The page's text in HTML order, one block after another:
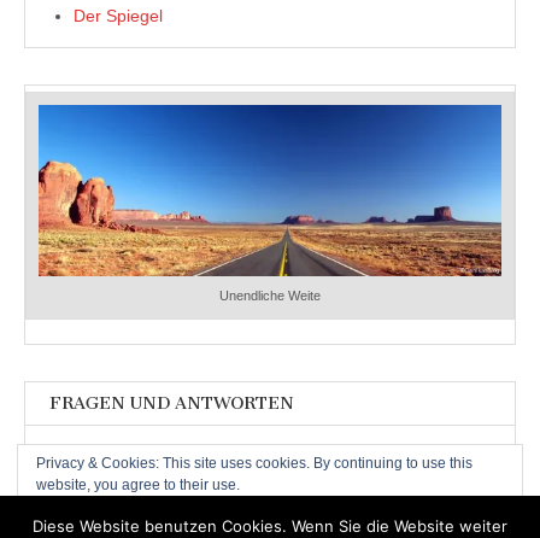
Der Spiegel
Unendliche Weite
FRAGEN UND ANTWORTEN
Fragen und Antworten
Privacy & Cookies: This site uses cookies. By continuing to use this
website, you agree to their use.
Richtlinie
Diese Website benutzen Cookies. Wenn Sie die Website weiter